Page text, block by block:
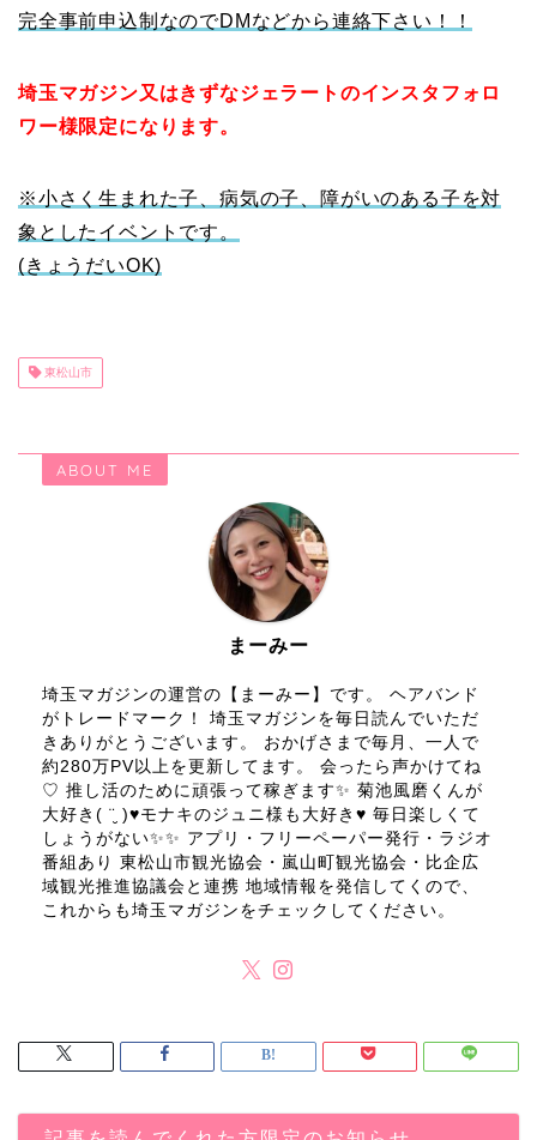
完全事前申込制なのでDMなどから連絡下さい！！
埼玉マガジン又はきずなジェラートのインスタフォロ
ワー様限定になります。
※小さく生まれた子、病気の子、障がいのある子を対
象としたイベントです。
(きょうだいOK)
東松山市
ABOUT ME
まーみー
埼玉マガジンの運営の【まーみー】です。 ヘアバンド
がトレードマーク！ 埼玉マガジンを毎日読んでいただ
きありがとうございます。 おかげさまで毎月、一人で
約280万PV以上を更新してます。 会ったら声かけてね
♡ 推し活のために頑張って稼ぎます✨ 菊池風磨くんが
大好き( ¨̮ )♥モナキのジュニ様も大好き♥ 毎日楽しくて
しょうがない✨✨ アプリ・フリーペーパー発行・ラジオ
番組あり 東松山市観光協会・嵐山町観光協会・比企広
域観光推進協議会と連携 地域情報を発信してくので、
これからも埼玉マガジンをチェックしてください。